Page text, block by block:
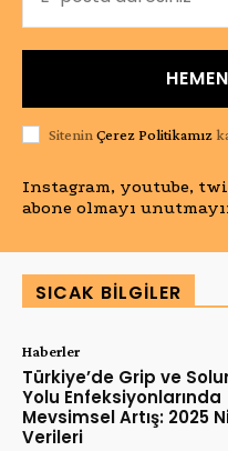
Sitenin Çerez Politikamız
Instagram, youtube,
abone olmayı
SICAK BILGILER
Haberler
Türkiye’de Grip ve
Yolu Enfeksiyonlarında
Mevsimsel Artış: 2025
Verileri